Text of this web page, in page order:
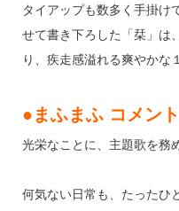
タイアップも数多く手掛け
せて書き下ろした「栞」は
り、疾走感溢れる爽やかな
●まふまふ コメント
光栄なことに、主題歌を務
何気ない日常も、たったひ